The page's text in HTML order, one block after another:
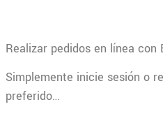
Realizar pedidos en línea
Simplemente inicie sesión o
preferido…